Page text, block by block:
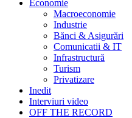
Economie
Macroeconomie
Industrie
Bănci & Asigurări
Comunicatii & IT
Infrastructură
Turism
Privatizare
Inedit
Interviuri video
OFF THE RECORD